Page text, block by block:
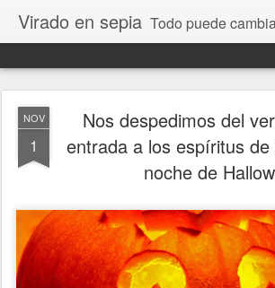
Virado en sepia Todo puede cambiar de color, depende de nosotros y de nuestra capacidad para aprender a mirar. Hablamos de sociedad, economía, empresa,
NOV
1
Nos despedimos del
entrada a los espíritus
noche de